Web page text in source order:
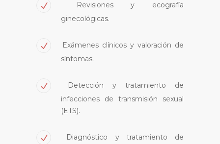
Revisiones y ecografía
ginecológicas.
Exámenes clínicos y valoración de
síntomas.
Detección y tratamiento de
infecciones de transmisión sexual
(ETS).
Diagnóstico y tratamiento de